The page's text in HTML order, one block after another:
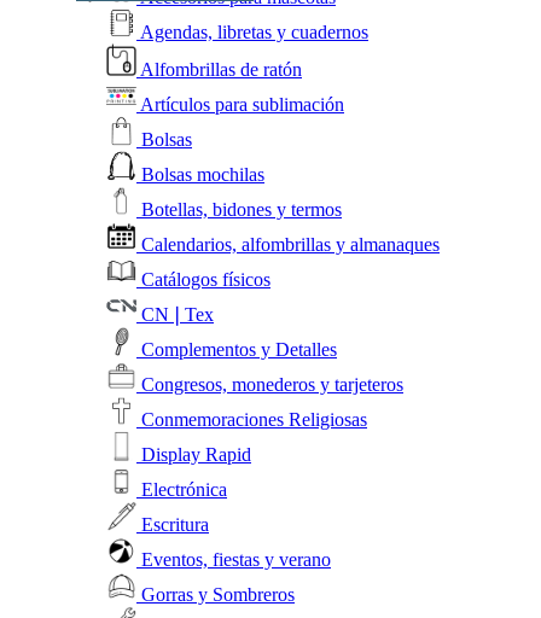
Agendas, libretas y cuadernos
Alfombrillas de ratón
Artículos para sublimación
Bolsas
Bolsas mochilas
Botellas, bidones y termos
Calendarios, alfombrillas y almanaques
Catálogos físicos
CN❘Tex
Complementos y Detalles
Congresos, monederos y tarjeteros
Conmemoraciones Religiosas
Display Rapid
Electrónica
Escritura
Eventos, fiestas y verano
Gorras y Sombreros